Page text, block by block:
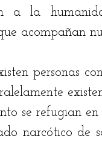
a la
acompañan
personas
se refugian
narcótico de